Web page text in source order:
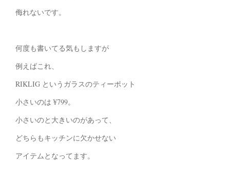
侮れないです。
何度も書いてる気もしますが
例えばこれ、
RIKLIG というガラスのティーポット
小さいのは ¥799。
小さいのと大きいのがあって、
どちらもキッチンに欠かせない
アイテムとなってます。